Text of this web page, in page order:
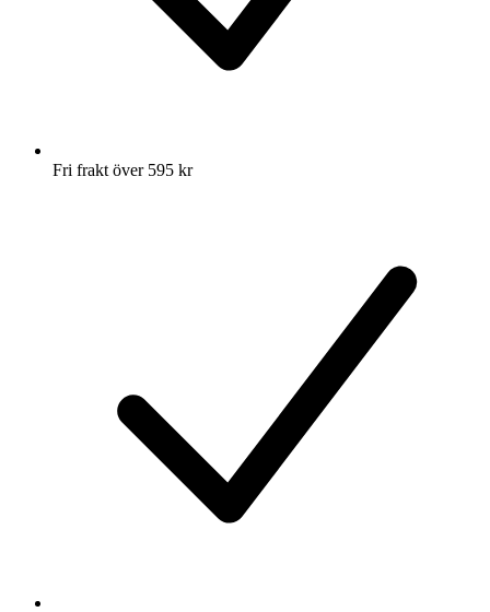
Fri frakt över 595 kr